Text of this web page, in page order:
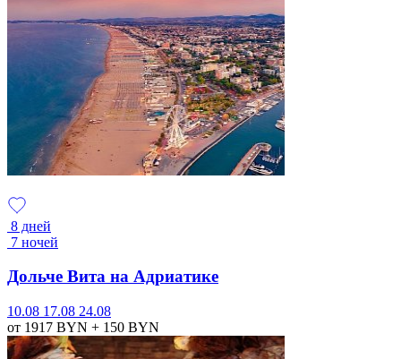
8 дней
7 ночей
Дольче Вита на Адриатике
10.08 17.08 24.08
от 1917 BYN + 150 BYN